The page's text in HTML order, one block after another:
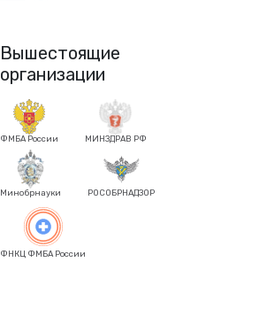
Вышестоящие
организации
ФМБА России МИНЗДРАВ РФ
Минобрнауки РОСОБРНАДЗОР
ФНКЦ ФМБА России